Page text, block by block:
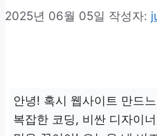
2025년 06월 05일 작성자:
안녕! 혹시 웹사이트 만드
복잡한 코딩, 비싼 디자이